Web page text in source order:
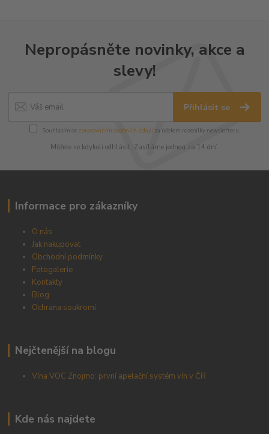
Nepropásněte novinky, akce a
slevy!
Přihlásit se
Souhlasím se zpracováním osobních údajůza účelem rozesílky newsletteru.
Můžete se kdykoli odhlásit. Zasíláme jednou za 14 dní.
Informace pro zákazníky
O nás
Jak nakupovat
Obchodní podmínky
Fotogalerie
Kontakty
Blog
Ochrana soukromí
Nejčtenější na blogu
Vína VOC Znojmo: první apelační systém vín v ČR
Kde nás najdete